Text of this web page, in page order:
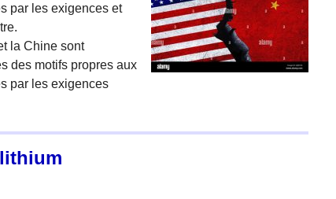
par les exigences et
la Chine sont
des motifs propres aux
par les exigences